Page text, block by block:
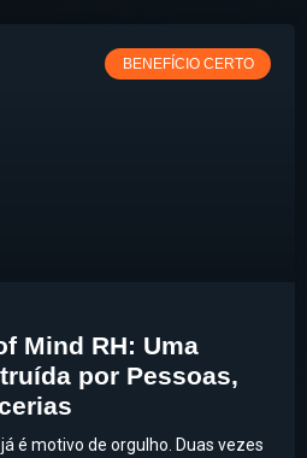
BENEFÍCIO CERTO
Mind RH: Uma
por Pessoas,
é motivo de orgulho. Duas vezes